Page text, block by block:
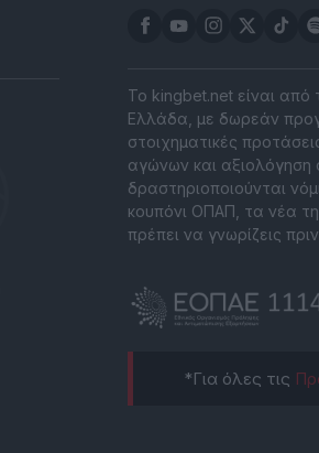
Το kingbet.net είναι από
Ελλάδα, με δωρεάν
στοιχηματικές
αγώνων και αξιολόγηση
δραστηριοποιούνται
κουπόνι ΟΠΑΠ, τα νέα
πρέπει να γνωρίζεις
*Για όλες τις